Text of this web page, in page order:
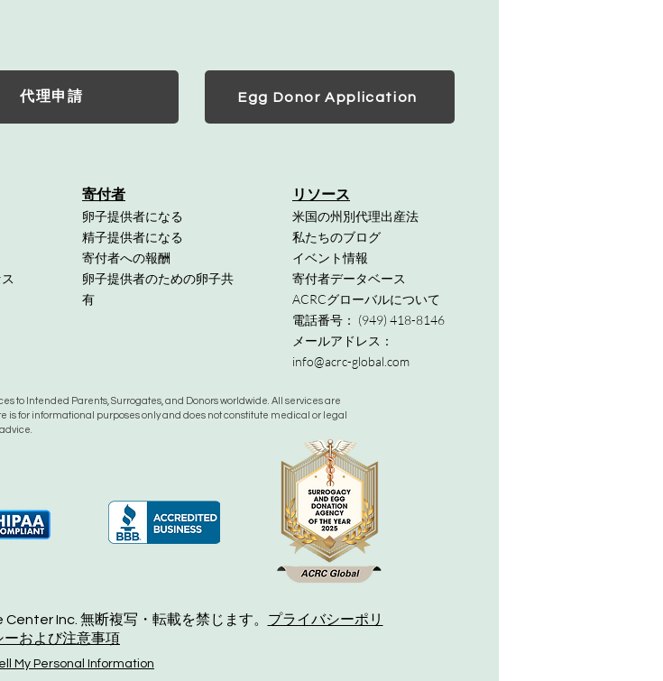
代理申請 Egg Donor Application
寄付者
卵子提供者になる
精子提供者になる
寄付者への報酬
卵子提供者のための卵子共
有
リソース
米国の州別代理出産法
私たちのブログ
イベント情報
寄付者データベース
ACRCグローバルについて
電話番号： (949) 418-8146
メールアドレス：
info@acrc-global.com
Inc. 無断複写・転載を禁じます。 プライバシーポリ
ーおよび注意事項
My Personal Information
to Intended Parents, Surrogates, and Donors worldwide. All services are
for informational purposes only and does not constitute medical or legal
advice.